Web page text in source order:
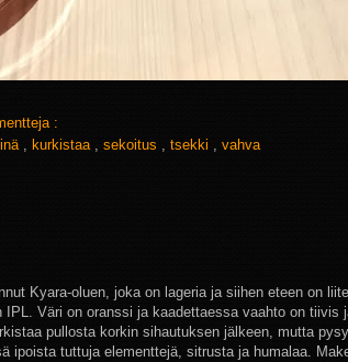
:
, kurkistaa , sekoitus , tsekki , vahva
Kyara-oluen, joka on lageria ja siihen eteen on
Väri on oranssi ja kaadettaessa vaahto on tiivis
pullosta korkin sihautuksen jälkeen, mutta
ipoista tuttuja elementtejä, sitrusta ja humalaa.